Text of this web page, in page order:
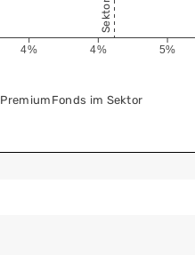
4% 4% 5%
PremiumFonds im Sektor